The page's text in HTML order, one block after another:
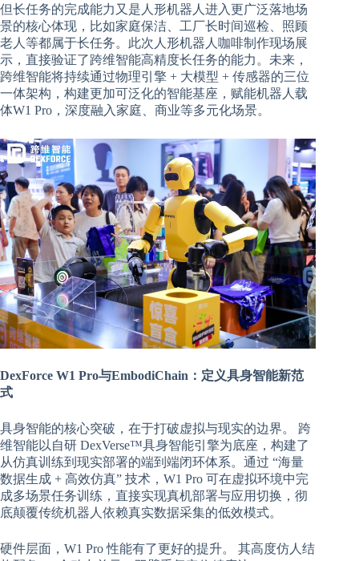
但长任务的完成能力又是人形机器人进入更广泛落地场
景的核心体现，比如家庭保洁、工厂长时间巡检、照顾
老人等都属于长任务。此次人形机器人咖啡制作现场展
示，直接验证了跨维智能高精度长任务的能力。未来，
跨维智能将持续通过物理引擎 + 大模型 + 传感器的三位
一体架构，构建更加可泛化的智能基座，赋能机器人载
体W1 Pro，深度融入家庭、商业等多元化场景。
DexForce W1 Pro与EmbodiChain：定义具身智能新范
式
具身智能的核心突破，在于打破虚拟与现实的边界。 跨
维智能以自研 DexVerse™具身智能引擎为底座，构建了
从仿真训练到现实部署的端到端闭环体系。通过 “海量
数据生成 + 高效仿真” 技术，W1 Pro 可在虚拟环境中完
成多场景任务训练，直接实现真机部署与应用切换，彻
底颠覆传统机器人依赖真实数据采集的低效模式。
硬件层面，W1 Pro 性能有了更好的提升。 其高度仿人结